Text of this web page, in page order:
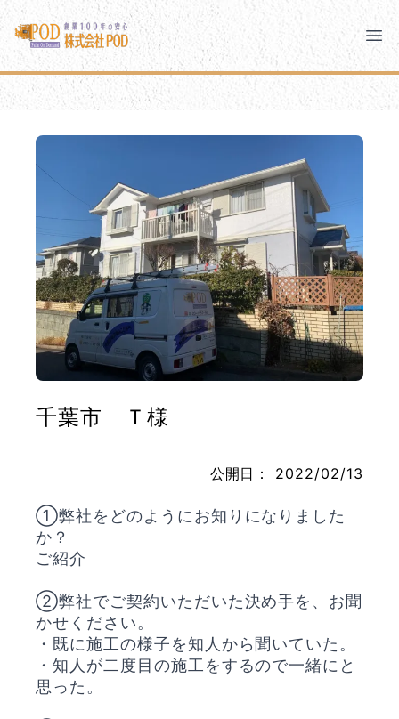
メインコンテンツにスキップ
株式会社ペイント・オン・デマンド
千葉の外壁塗装・屋根塗装なら創業100年の安心 ペイン
株式会社ペイント・オン・デマンド
モバイルメニュー
PODのまちづくり 安心の取り組み
ご相談と流れ よくあるご質問
PODについて
お問い合わせ
千葉市 Ｔ様
公開日： 2022/02/13
①弊社をどのようにお知りになりました
か？
ご紹介
②弊社でご契約いただいた決め手を、お聞
かせください。
・既に施工の様子を知人から聞いていた。
・知人が二度目の施工をするので一緒にと
思った。